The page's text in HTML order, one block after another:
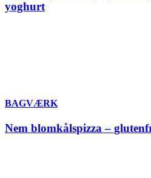
yoghurt
BAGVÆRK
Nem blomkålspizza –